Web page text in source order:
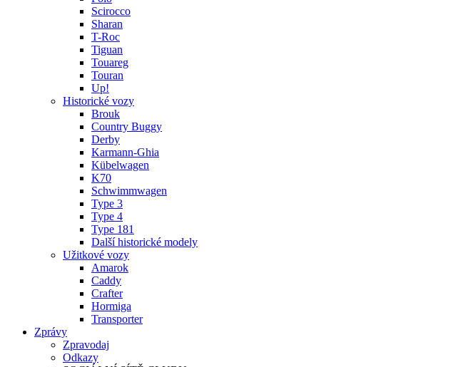
Scirocco
Sharan
T-Roc
Tiguan
Touareg
Touran
Up!
Historické vozy
Brouk
Country Buggy
Derby
Karmann-Ghia
Kübelwagen
K70
Schwimmwagen
Type 3
Type 4
Type 181
Další historické modely
Užitkové vozy
Amarok
Caddy
Crafter
Hormiga
Transporter
Zprávy
Zpravodaj
Odkazy